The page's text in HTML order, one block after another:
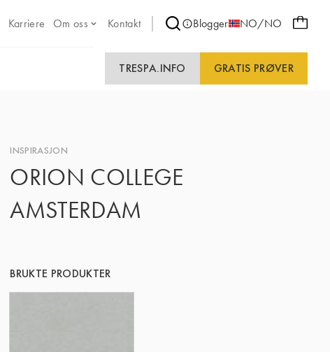
Karriere
Om oss Kontakt Blogger NO/NO
TRESPA.INFO GRATIS PRØVER
INSPIRASJON
ORION COLLEGE
AMSTERDAM
BRUKTE PRODUKTER